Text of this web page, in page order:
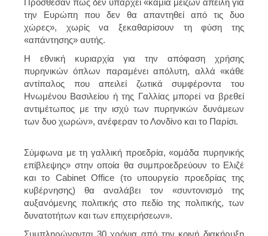
την Ευρώπη που δεν θα απαντηθεί από τις δυο
χώρες», χωρίς να ξεκαθαρίσουν τη φύση της
«απάντησης» αυτής.
Η εθνική κυριαρχία για την απόφαση χρήσης
πυρηνικών όπλων παραμένει απόλυτη, αλλά «κάθε
αντίπαλος που απειλεί ζωτικά συμφέροντα του
Ηνωμένου Βασιλείου ή της Γαλλίας μπορεί να βρεθεί
αντιμέτωπος με την ισχύ των πυρηνικών δυνάμεων
των δυο χωρών», ανέφεραν το Λονδίνο και το Παρίσι.
Σύμφωνα με τη γαλλική προεδρία, «ομάδα πυρηνικής
επίβλεψης» στην οποία θα συμπροεδρεύουν το Ελιζέ
και το Cabinet Office (το υπουργείο προεδρίας της
κυβέρνησης) θα αναλάβει τον «συντονισμό της
αυξανόμενης πολιτικής στο πεδίο της πολιτικής, των
δυνατοτήτων και των επιχειρήσεων».
Συμπληρώνονται 30 χρόνια από την κοινή διακήρυξη